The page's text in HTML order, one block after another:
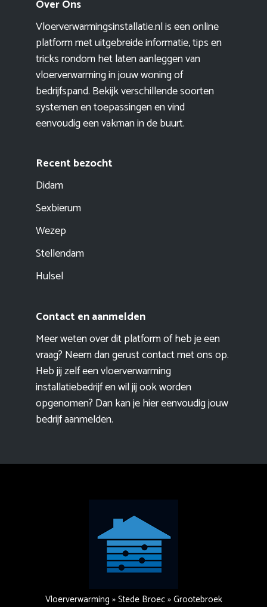
Over Ons
Vloerverwarmingsinstallatie.nl is een online
platform met uitgebreide informatie, tips en
tricks rondom het laten aanleggen van
vloerverwarming in jouw woning of
bedrijfspand. Bekijk verschillende soorten
systemen en toepassingen en vind
eenvoudig een vakman in de buurt.
Recent bezocht
Didam
Sexbierum
Wezep
Stellendam
Hulsel
Contact en aanmelden
Meer weten over dit platform of heb je een
vraag? Neem dan gerust contact met ons op.
Heb jij zelf een vloerverwarming
installatiebedrijf en wil jij ook worden
opgenomen? Dan kan je hier eenvoudigjouw
bedrijf aanmelden.
Vloerverwarming »Stede Broec»Grootebroek